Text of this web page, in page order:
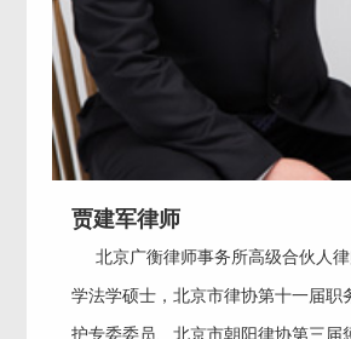
贾建军律师
北京广衡律师事务所高级合伙人律
学法学硕士，北京市律协第十一届职
护专委委员、北京市朝阳律协第三届